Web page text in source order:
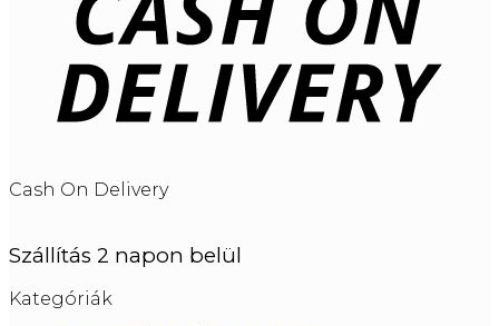
Cash On Delivery
Szállítás 2 napon belül
Kategóriák